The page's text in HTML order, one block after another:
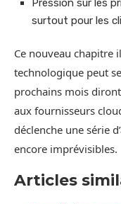
Pression sur les
surtout pour les
Ce nouveau chapitre
technologique peut
prochains mois
aux fournisseurs
déclenche une série
encore imprévisibles.
Articles